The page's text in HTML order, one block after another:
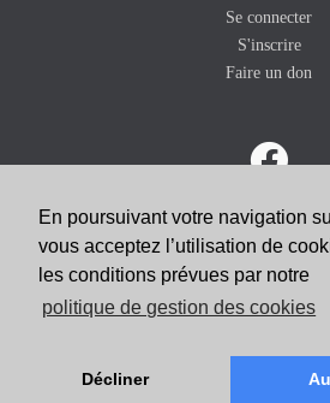
En poursuivant votre navigation
vous acceptez l’utilisation de
les conditions prévues par notre
politique de gestion des cookies
Décliner
Se connecter
S'inscrire
Faire un don
ABONNEZ-VOUS
Copyright 2026 Revue Catholique